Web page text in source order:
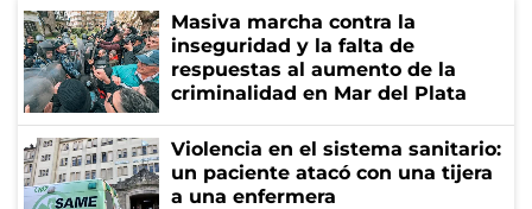
Masiva marcha contra la
inseguridad y la falta de
respuestas al aumento de la
criminalidad en Mar del Plata
Violencia en el sistema sanitario:
un paciente atacó con una tijera
a una enfermera